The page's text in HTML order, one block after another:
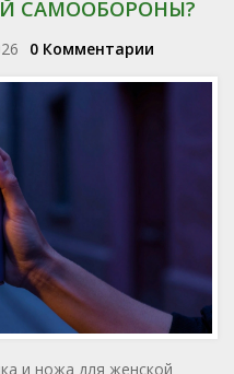
САМООБОРОНЫ?
0 Комментарии
и ножа для женской